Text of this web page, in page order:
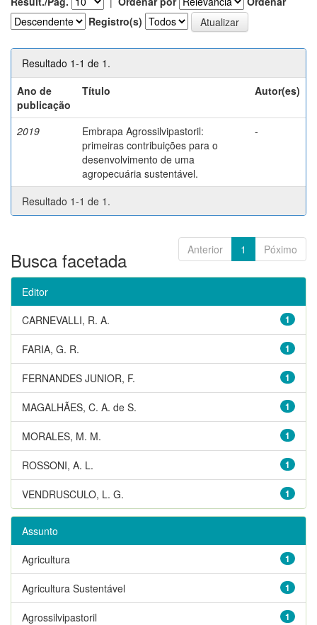
Registro(s)
Resultado 1-1 de 1.
Ano de
publicação
Título Autor(es)
2019
Embrapa Agrossilvipastoril:
primeiras contribuições para o
desenvolvimento de uma
agropecuária sustentável.
-
Resultado 1-1 de 1.
Anterior 1 Póximo
Busca facetada
Editor
1
CARNEVALLI, R. A.
1
FARIA, G. R.
1
FERNANDES JUNIOR, F.
1
MAGALHÃES, C. A. de S.
1
MORALES, M. M.
1
ROSSONI, A. L.
1
VENDRUSCULO, L. G.
Assunto
1
Agricultura
1
Agricultura Sustentável
1
Agrossilvipastoril